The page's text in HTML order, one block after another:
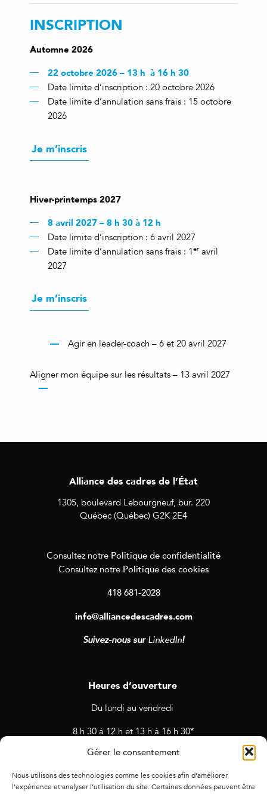
Gérer le consentement
Nous utilisons des technologies comme les cookies afin d’améliorer
l’expérience et analyser l’utilisation du site. Certaines données peuvent être
INSCRIPTION
Automne 2026
22 octobre 2026 – 13 h à 16 h 30
Date limite d’inscription : 20 octobre 2026
Date limite d’annulation sans frais : 15 octobre
2026
Je m’inscris
Hiver-printemps 2027
8 avril 2027 – 8 h 30 à 12 h
Date limite d’inscription : 6 avril 2027
Date limite d’annulation sans frais : 1er avril
2027
Je m’inscris
Agir en leader-coach – 6 et 20 avril 2027
Aligner mon équipe sur les résultats – 13 avril 2027
Alliance des cadres de l’État
1305, boulevard Lebourgneuf, bur. 220
Québec (Québec) G2K 2E4
Consultez notre Politique de confidentialité
Consultez notre Politique des cookies
418 681-2028
info@alliancedescadres.com
Suivez-nous sur LinkedIn!
Heures d’ouverture
Du lundi au vendredi
8 h 30 à 12 h et 13 h à 16 h 30*
* Horaires sujets à changement en cas de rendez-vous et